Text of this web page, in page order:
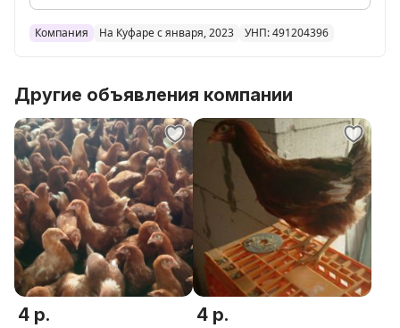
Компания На Куфаре с января, 2023 УНП: 491204396
Другие объявления компании
4 р. 4 р.